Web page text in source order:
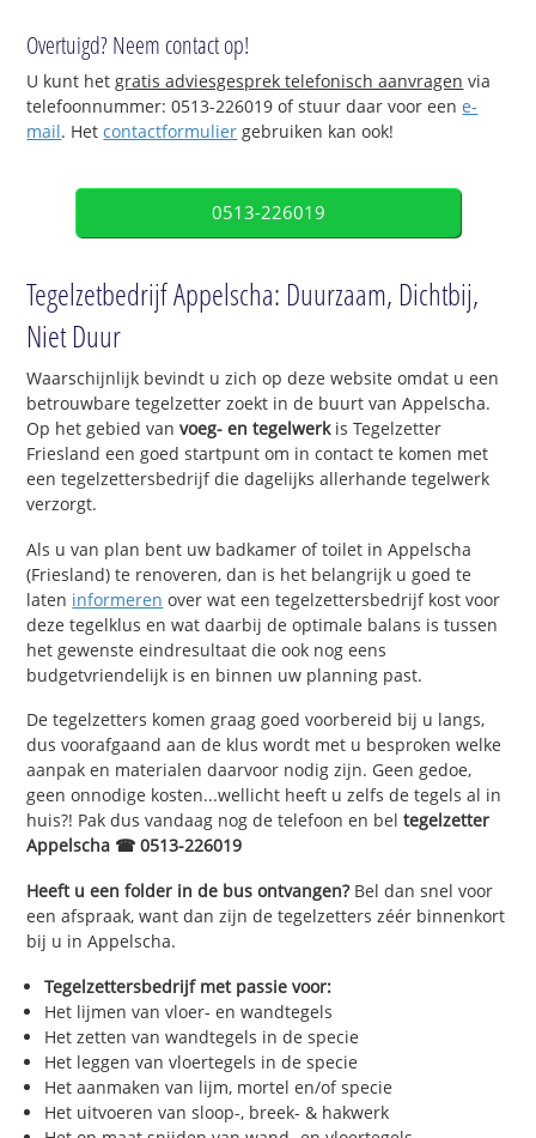
Overtuigd? Neem contact op!
U kunt hetgratis adviesgesprek telefonisch aanvragen via
telefoonnummer: 0513-226019 of stuur daar voor eene-
mail. Hetcontactformulier gebruiken kan ook!
0513-226019
Tegelzetbedrijf Appelscha: Duurzaam, Dichtbij,
Niet Duur
Waarschijnlijk bevindt u zich op deze website omdat u een
betrouwbare tegelzetter zoekt in de buurt van Appelscha.
Op het gebied van voeg- en tegelwerkis Tegelzetter
Friesland een goed startpunt om in contact te komen met
een tegelzettersbedrijf die dagelijks allerhande tegelwerk
verzorgt.
Als u van plan bent uw badkamer of toilet in Appelscha
(Friesland) te renoveren, dan is het belangrijk u goed te
laten informeren over wat een tegelzettersbedrijf kost voor
deze tegelklus en wat daarbij de optimale balans is tussen
het gewenste eindresultaat die ook nog eens
budgetvriendelijk is en binnen uw planning past.
De tegelzetters komen graag goed voorbereid bij u langs,
dus voorafgaand aan de klus wordt met u besproken welke
aanpak en materialen daarvoor nodig zijn. Geen gedoe,
geen onnodige kosten...wellicht heeft u zelfs de tegels al in
huis?! Pak dus vandaag nog de telefoon en beltegelzetter
Appelscha ☎ 0513-226019
Heeft u een folder in de bus ontvangen?Bel dan snel voor
een afspraak, want dan zijn de tegelzetters zéér binnenkort
bij u in Appelscha.
Tegelzettersbedrijf met passie voor:
Het lijmen van vloer- en wandtegels
Het zetten van wandtegels in de specie
Het leggen van vloertegels in de specie
Het aanmaken van lijm, mortel en/of specie
Het uitvoeren van sloop-, breek- & hakwerk